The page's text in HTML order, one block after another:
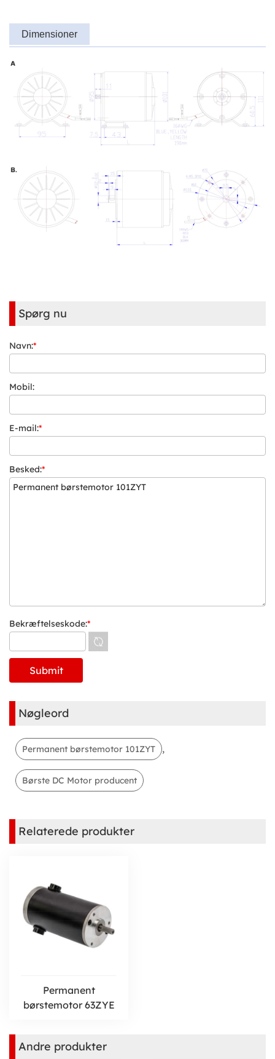
Dimensioner
Spørg nu
Navn:*
Mobil:
E-mail:*
Besked:*
Bekræftelseskode:*
Nøgleord
Permanent børstemotor 101ZYT ,
Børste DC Motor producent
Relaterede produkter
Permanent
børstemotor 63ZYE
Andre produkter